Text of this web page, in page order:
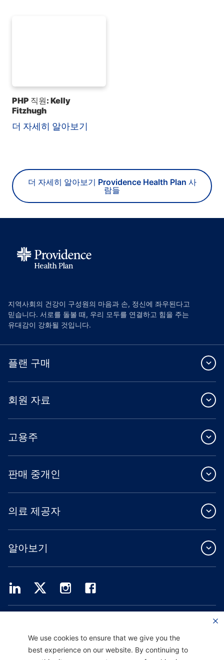
PHP 직원: Kelly
Fitzhugh
더 자세히 알아보기
더 자세히 알아보기 Providence Health Plan 사
람들
지역사회의 건강이 구성원의 마음과 손, 정신에 좌우된다고
믿습니다. 서로를 돌볼 때, 우리 모두를 연결하고 힘을 주는
유대감이 강화될 것입니다.
플랜 구매
회원 자료
고용주
판매 중개인
의료 제공자
알아보기
Providence Health Assurance는 Medicare 및 Oregon Health Plan 계약을 체결한
은 계약 갱신에 따라 달라집니다.
We use cookies to ensure that we give you the
best experience on our website. By continuing to